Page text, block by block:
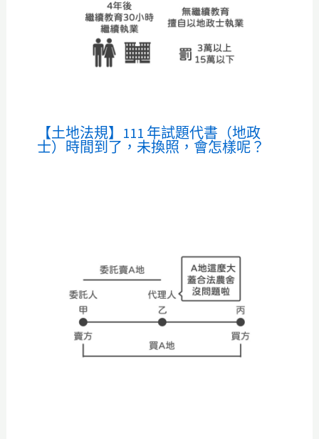
【土地法規】111 年試題代書（地政
士）時間到了，未換照，會怎樣呢？